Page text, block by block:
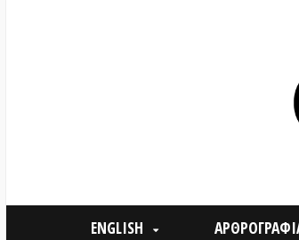
ENGLISH ΑΡΘΡΟΓΡΑΦΙΑ